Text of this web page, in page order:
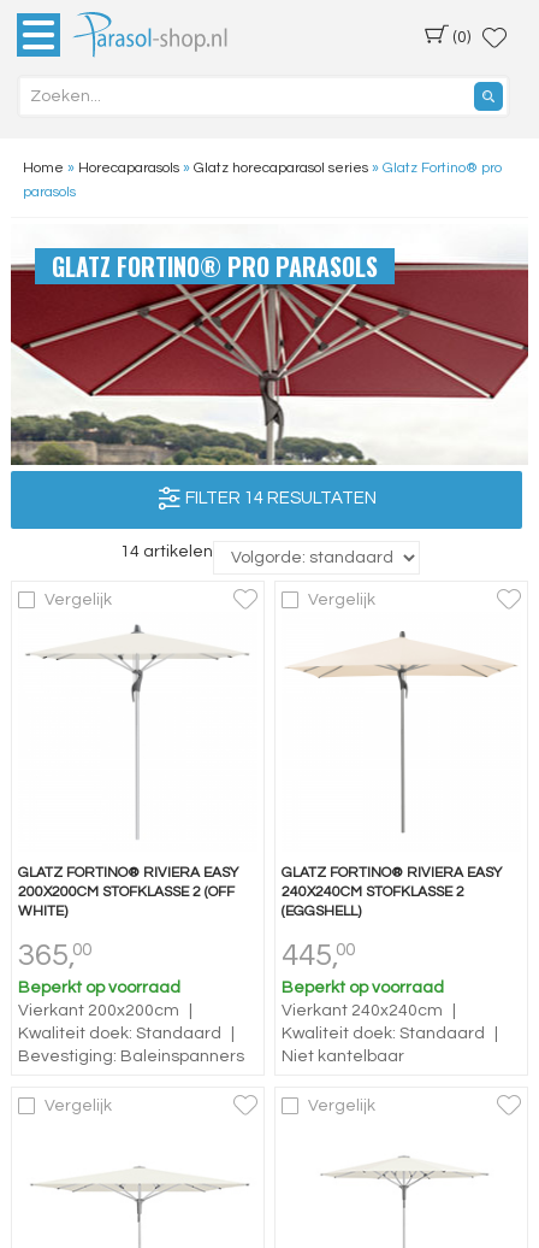
(0)
Home » Horecaparasols» Glatz horecaparasol series» Glatz Fortino® pro
parasols
GLATZ FORTINO® PRO PARASOLS
FILTER 14 RESULTATEN
14 artikelen
Vergelijk
GLATZ FORTINO® RIVIERA EASY
200X200CM STOFKLASSE 2 (OFF
WHITE)
365,00
Beperkt op voorraad
Vierkant 200x200cm
Kwaliteit doek: Standaard
Bevestiging: Baleinspanners
Vergelijk
GLATZ FORTINO® RIVIERA EASY
240X240CM STOFKLASSE 2
(EGGSHELL)
445,00
Beperkt op voorraad
Vierkant 240x240cm
Kwaliteit doek: Standaard
Niet kantelbaar
Vergelijk Vergelijk